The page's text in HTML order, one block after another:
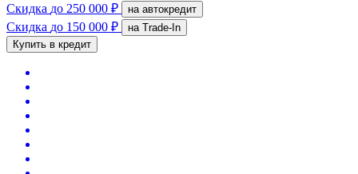
Скидка до 250 000 ₽ на автокредит
Скидка до 150 000 ₽
на Trade-In
Купить в кредит